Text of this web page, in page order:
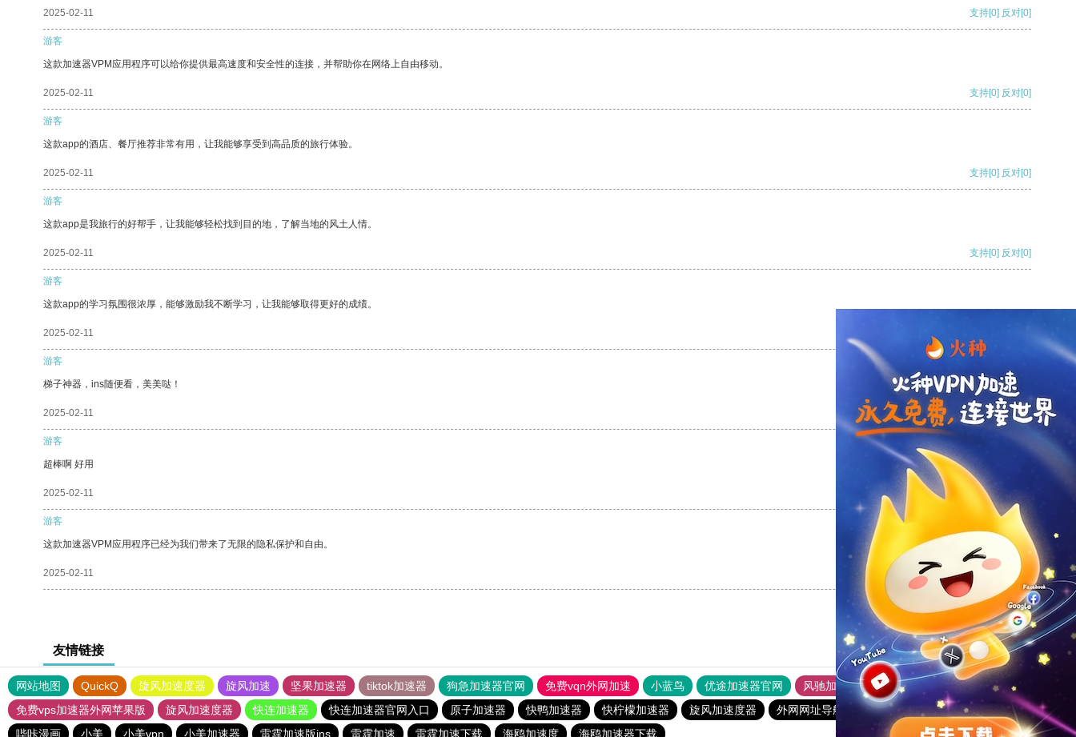
2025-02-11 支持[0] 反对[0]
游客
这款加速器VPM应用程序可以给你提供最高速度和安全性的连接，并帮助你在网络上自由移动。
2025-02-11 支持[0] 反对[0]
游客
这款app的酒店、餐厅推荐非常有用，让我能够享受到高品质的旅行体验。
2025-02-11 支持[0] 反对[0]
游客
这款app是我旅行的好帮手，让我能够轻松找到目的地，了解当地的风土人情。
2025-02-11 支持[0] 反对[0]
游客
这款app的学习氛围很浓厚，能够激励我不断学习，让我能够取得更好的成绩。
2025-02-11
游客
梯子神器，ins随便看，美美哒！
2025-02-11 支持 [0] 反对[0]
游客
超棒啊 好用
2025-02-11 支持[0] 反对
游客
这款加速器VPM应用程序已经为我们带来了无限的隐私保护和自由。
2025-02-11 支持[0] 反对[0]
友情链接
网站地图 QuickQ 旋风加速度器 旋风加速 坚果加速器 tiktok加速器 狗急加速器官网 免费vqn外网加速 小蓝鸟 优途加速器官网 风驰加速器
旋风加速器
免费vps加速器外网苹果版
旋风加速度器 快连加速器 快连加速器官网入口 原子加速器 快鸭加速器 快柠檬加速器 旋风加速度器 外网网址导航 软件中心 雷霆加速
狂飙加速器
哔咔漫画
小美 小美vpn 小美加速器 雷霆加速版ins 雷霆加速 雷霆加速下载 海鸥加速度 海鸥加速器下载